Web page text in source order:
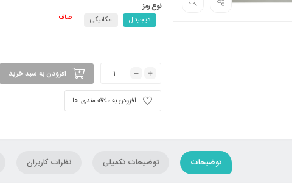
نوع رمز
دیجیتال
مکانیکی صاف
افزودن به سبد خرید
افزودن به علاقه مندی ها
توضیحات توضیحات تکمیلی نظرات کاربران